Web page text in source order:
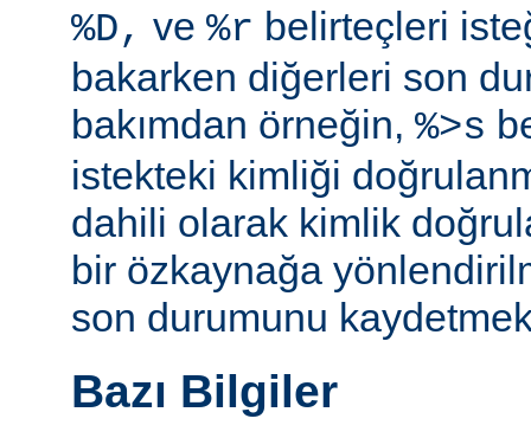
%D, ve %r belirteçleri
bakarken diğerleri son
bakımdan örneğin, %>s
istekteki kimliği
dahili olarak kimlik
bir özkaynağa
son durumunu
Bazı Bilgiler